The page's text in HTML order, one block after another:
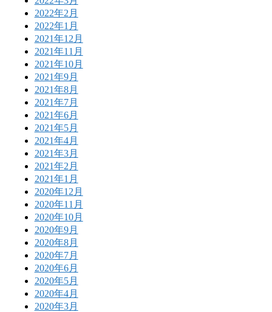
2022年2月
2022年1月
2021年12月
2021年11月
2021年10月
2021年9月
2021年8月
2021年7月
2021年6月
2021年5月
2021年4月
2021年3月
2021年2月
2021年1月
2020年12月
2020年11月
2020年10月
2020年9月
2020年8月
2020年7月
2020年6月
2020年5月
2020年4月
2020年3月